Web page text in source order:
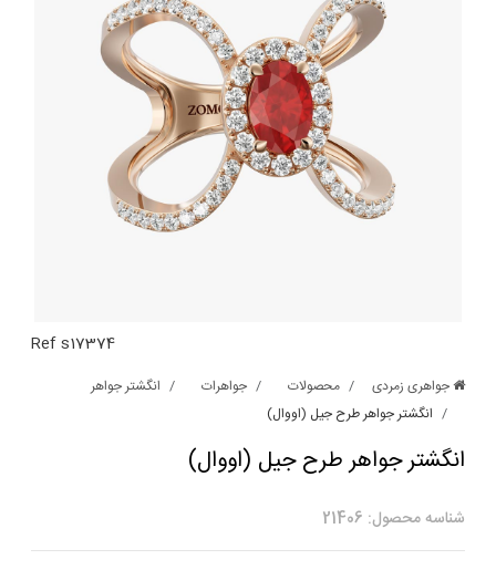
Ref s17374
جواهری زمردی محصولات جواهرات
انگشتر جواهر
انگشتر جواهر طرح جیل (اووال)
انگشتر جواهر طرح جیل (اووال)
شناسه محصول: 21406